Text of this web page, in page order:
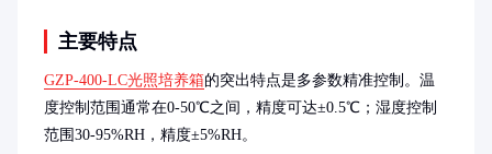
主要特点
GZP-400-LC光照培养箱的突出特点是多参数精准控制。温
度控制范围通常在0-50℃之间，精度可达±0.5℃；湿度控制
范围30-95%RH，精度±5%RH。